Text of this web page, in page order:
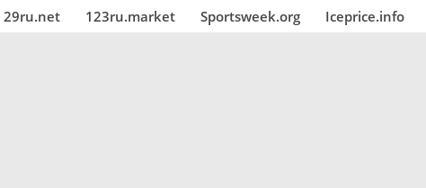
29ru.net 123ru.market Sportsweek.org Iceprice.info